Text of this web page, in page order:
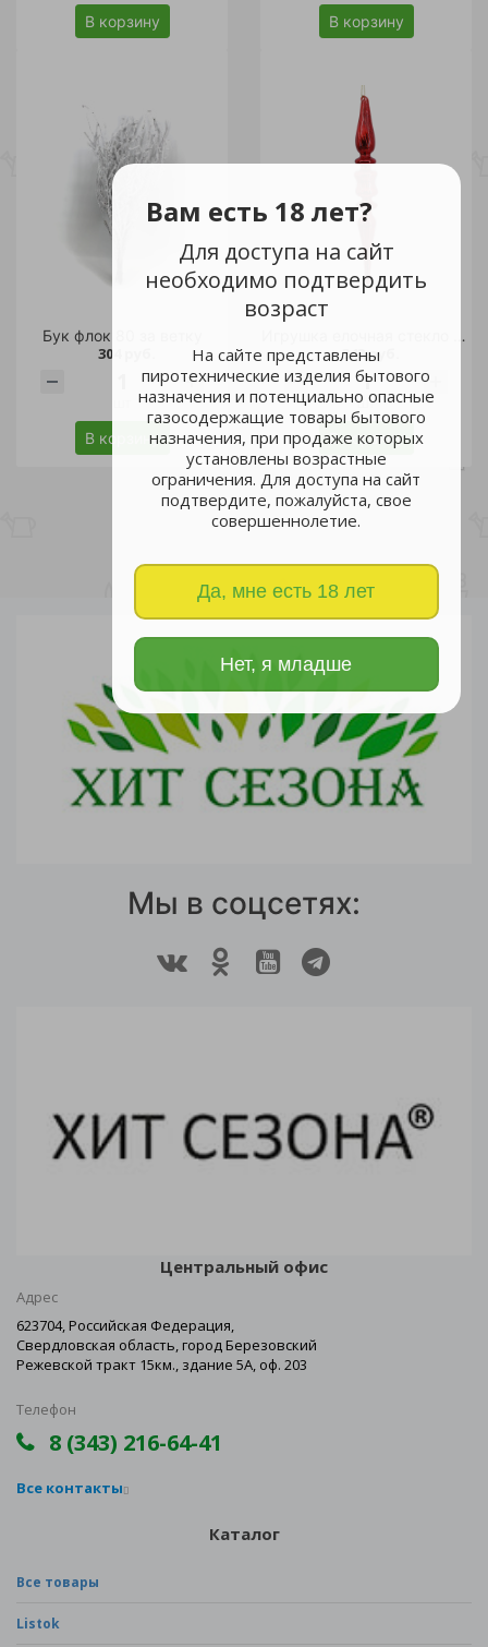
Вам есть 18 лет?
Для доступа на сайт
необходимо подтвердить
возраст
На сайте представлены
пиротехнические изделия бытового
назначения и потенциально опасные
газосодержащие товары бытового
назначения, при продаже которых
установлены возрастные
ограничения. Для доступа на сайт
подтвердите, пожалуйста, свое
совершеннолетие.
Да, мне есть 18 лет
Нет, я младше
В корзину В корзину
Бук флок 80 за ветку
304 руб.
В корзину
Игрушка елочная стекло "Классика" Сосулька 24см красная /1/48
343 руб.
шт
В корзину
Мы в соцсетях:
Центральный офис
Адрес
623704, Российская Федерация,
Свердловская область, город Березовский
Режевской тракт 15км., здание 5А, оф. 203
Телефон
8 (343) 216-64-41
Все контакты
Каталог
Все товары
Listok